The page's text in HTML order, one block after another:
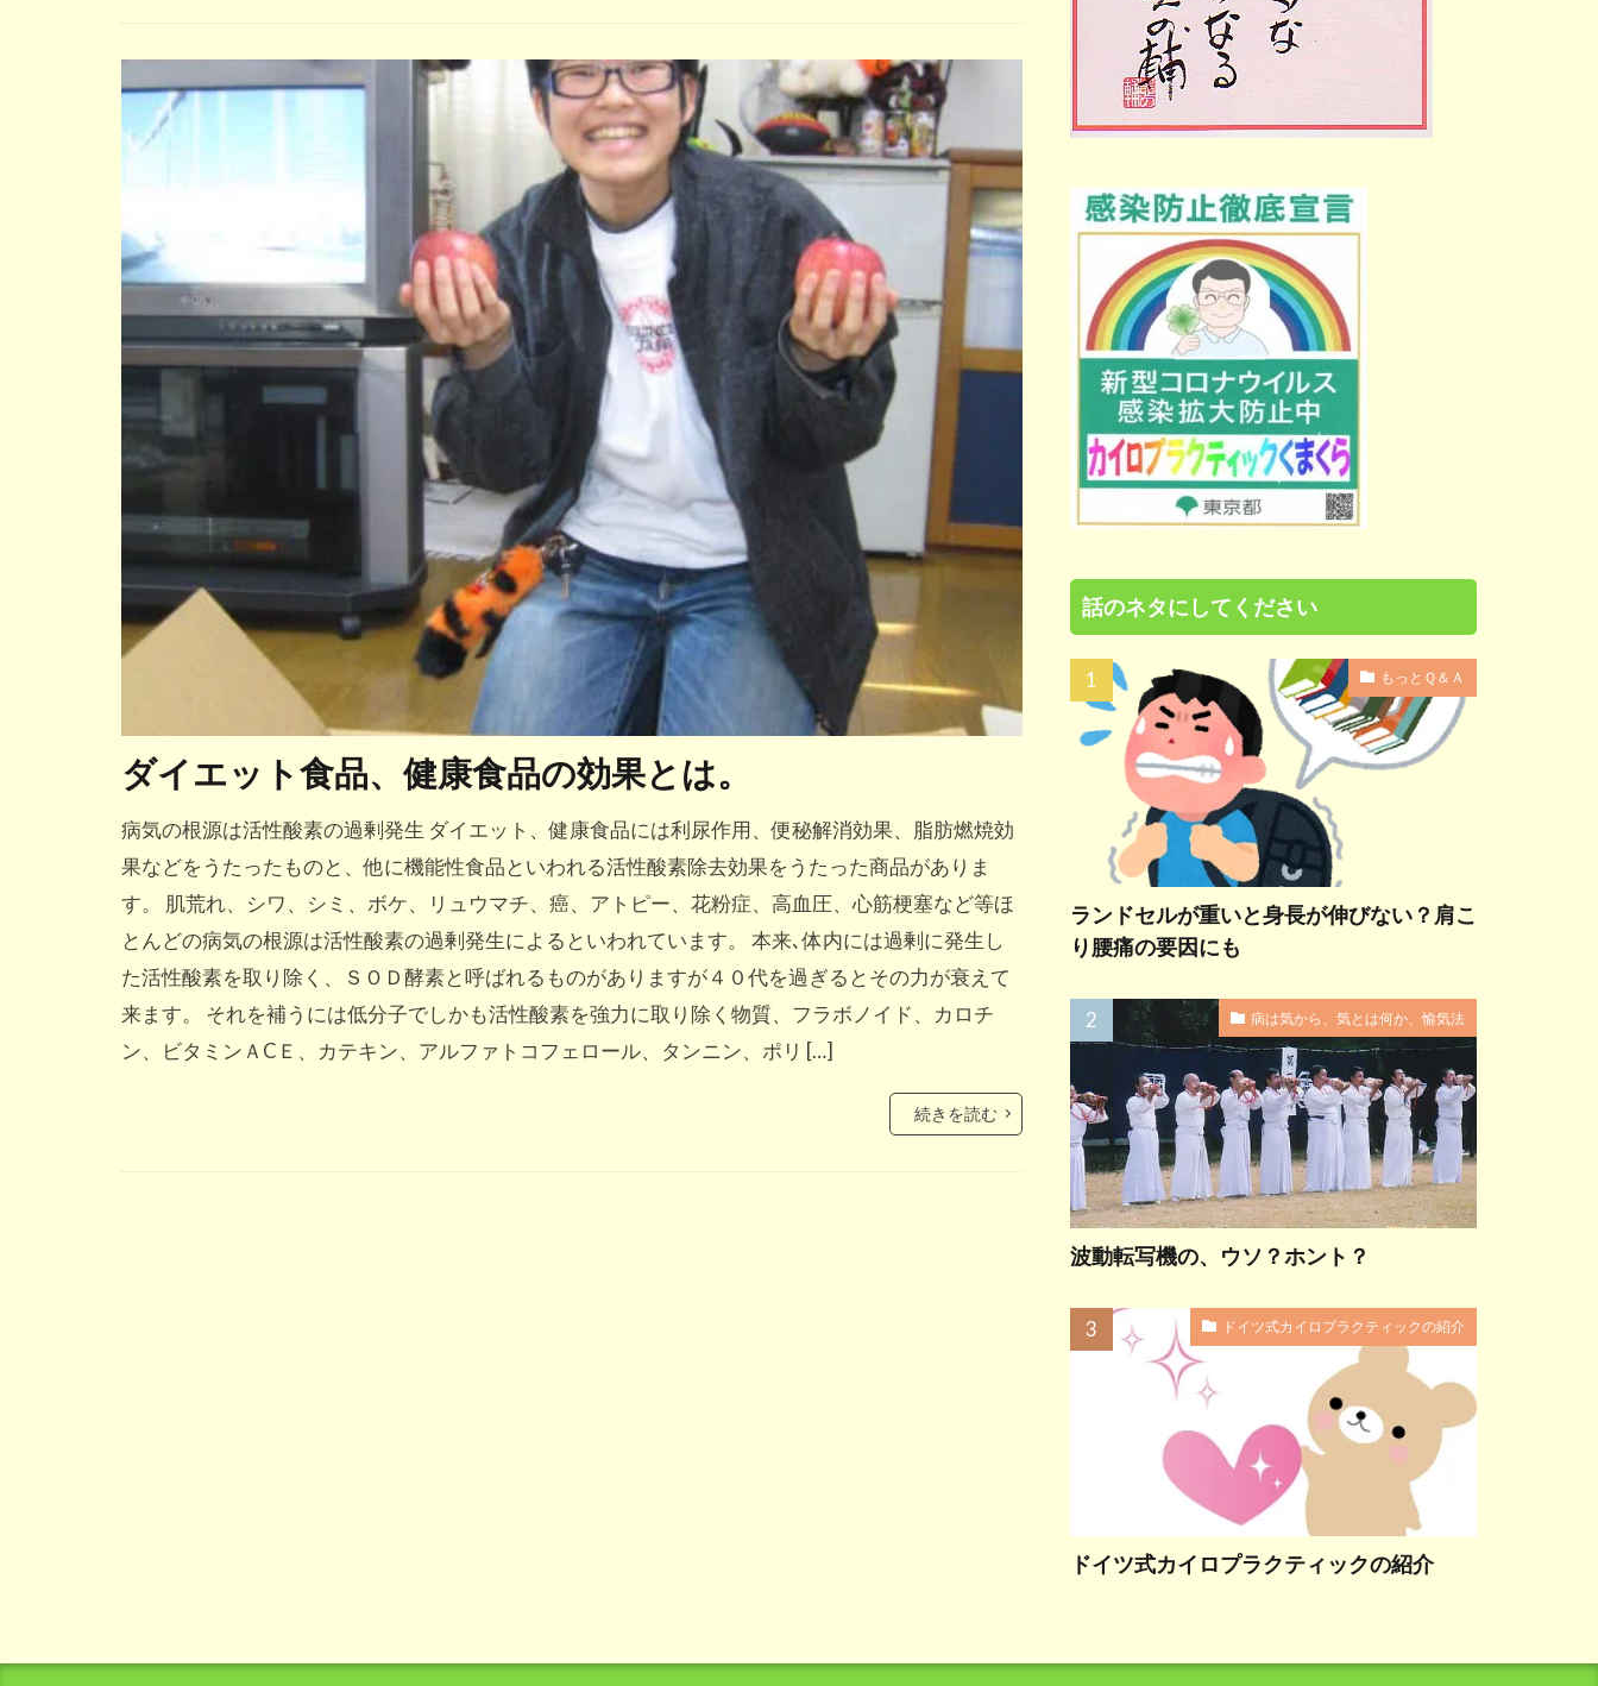
ダイエット食品、健康食品の効果とは。
病気の根源は活性酸素の過剰発生 ダイエット、健康食品には利尿作用、便秘解消効果、脂肪燃焼効
果などをうたったものと、他に機能性食品といわれる活性酸素除去効果をうたった商品がありま
す。 肌荒れ、シワ、シミ、ボケ、リュウマチ、癌、アトピー、花粉症、高血圧、心筋梗塞など等ほ
とんどの病気の根源は活性酸素の過剰発生によるといわれています。 本来､体内には過剰に発生し
た活性酸素を取り除く、ＳＯＤ酵素と呼ばれるものがありますが４０代を過ぎるとその力が衰えて
来ます。 それを補うには低分子でしかも活性酸素を強力に取り除く物質、フラボノイド、カロチ
ン、ビタミンＡCＥ、カテキン、アルファトコフェロール、タンニン、ポリ […]
続きを読む
話のネタにしてください
もっとＱ＆Ａ
ランドセルが重いと身長が伸びない？肩こ
り腰痛の要因にも
病は気から、気とは何か、愉気法
波動転写機の、ウソ？ホント？
ドイツ式カイロプラクティックの紹介
ドイツ式カイロプラクティックの紹介